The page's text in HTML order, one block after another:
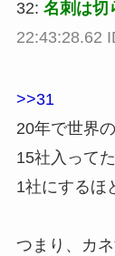
32: 名刺は切
22:43:28.62
>>31
20年で世界
15社入ってた
1社にするほ
つまり、カ